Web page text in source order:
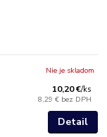
10,20 €/ks
8,29 € bez DPH
Nie je skladom
Detail